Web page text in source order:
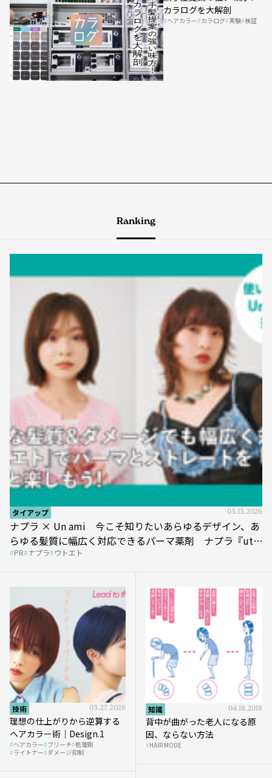
カラログを大解剖
ヘアカラー カラログ 実験 検証
Ranking
タイアップ 05.13.2026
ナプラ × Un ami 今こそ知りたいあらゆるデザイン、あ
らゆる髪質に幅広く対応できるパーマ薬剤 ナプラ『ut-
et』
PR ナプラ ウトエト
技術 03.27.2026
理想の仕上がりから逆算する
ヘアカラー術｜Design.1
ヘアカラー ブリーチ 処理剤
ライトナー ダメージ抑制
知識 04.18.2018
背中が曲がった老人になる原
因、ならない方法
HAIR MODE